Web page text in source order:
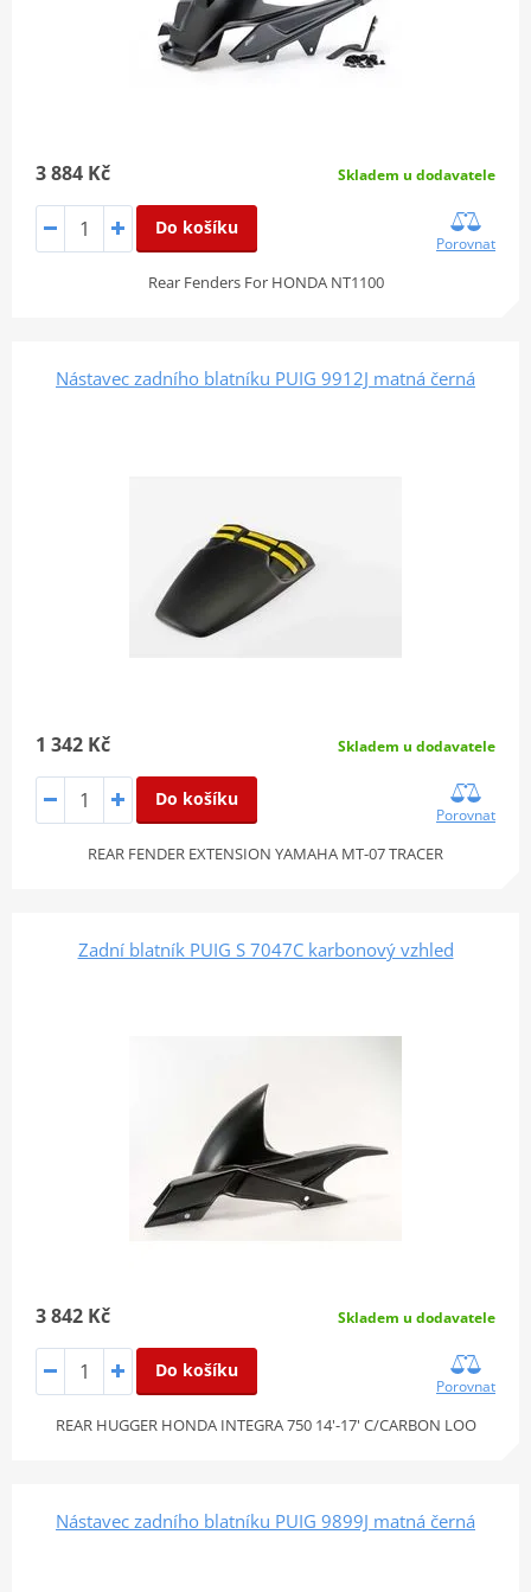
3 884 Kč Skladem u dodavatele
Do košíku
Porovnat
Rear Fenders For HONDA NT1100
Nástavec zadního blatníku PUIG 9912J matná černá
1 342 Kč Skladem u dodavatele
Do košíku
Porovnat
REAR FENDER EXTENSION YAMAHA MT-07 TRACER
Zadní blatník PUIG S 7047C karbonový vzhled
3 842 Kč Skladem u dodavatele
Do košíku
Porovnat
REAR HUGGER HONDA INTEGRA 750 14'-17' C/CARBON LOO
Nástavec zadního blatníku PUIG 9899J matná černá